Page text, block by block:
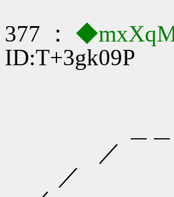
377 ：
ID:T+3gk09P
／
／